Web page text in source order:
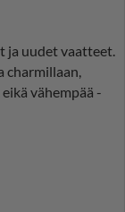
ja uudet vaatteet.
charmillaan,
vähempää -